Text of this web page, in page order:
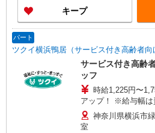
格・経験等による
キープ
パート
ツクイ横浜鴨居（サービス付き高齢者向
サービス付き高齢
ッフ
時給1,225円〜1,750円 ★土日祝日は
アップ！ ※給与幅は
神奈川県横浜市
室